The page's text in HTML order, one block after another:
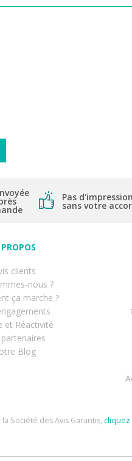
Pas d'impression
sans votre
clients
nous ?
ça marche ?
et Réactivité
Blog
Société des Avis Garantis,